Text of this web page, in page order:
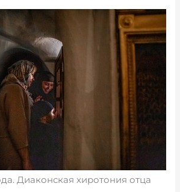
Диаконская хиротония отца